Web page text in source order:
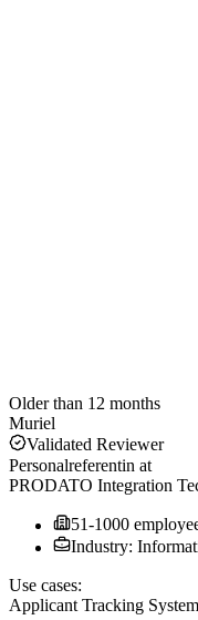
Older than 12 months
Muriel
Validated Reviewer
Personalreferentin at
PRODATO Integration
51-1000
Industry:
Use cases:
Applicant Tracking